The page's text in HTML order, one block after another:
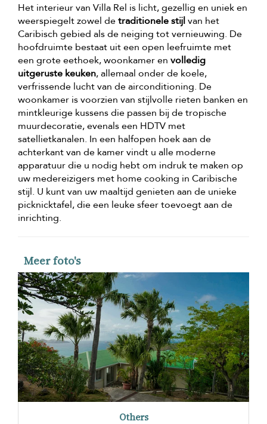
Het interieur van Villa Rel is licht, gezellig en uniek en
weerspiegelt zowel detraditionele stijlvan het
Caribisch gebied als de neiging tot vernieuwing. De
hoofdruimte bestaat uit een open leefruimte met
een grote eethoek, woonkamer en volledig
uitgeruste keuken, allemaal onder de koele,
verfrissende lucht van de airconditioning. De
woonkamer is voorzien van stijlvolle rieten banken en
mintkleurige kussens die passen bij de tropische
muurdecoratie, evenals een HDTV met
satellietkanalen. In een halfopen hoek aan de
achterkant van de kamer vindt u alle moderne
apparatuur die u nodig hebt om indruk te maken op
uw medereizigers met home cooking in Caribische
stijl. U kunt van uw maaltijd genieten aan de unieke
picknicktafel, die een leuke sfeer toevoegt aan de
inrichting.
Meer foto's
Others